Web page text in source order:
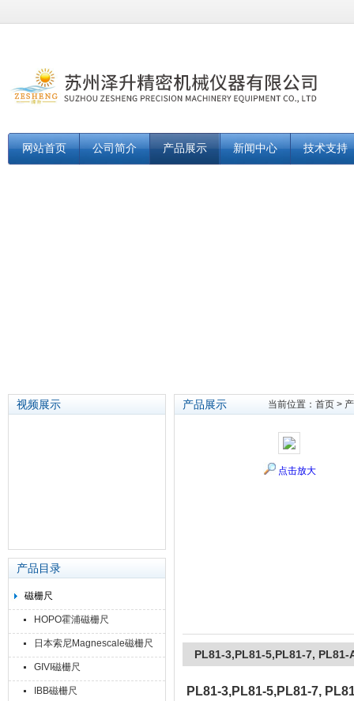
网站首页 公司简介 产品展示 新闻中心 技术支持
视频展示
产品目录
磁栅尺
HOPO霍浦磁栅尺
日本索尼Magnescale磁栅尺
GIVI磁栅尺
IBB磁栅尺
产品展示 当前位置： 首页 >
点击放大
PL81-3,PL81-5,PL81-7, PL81-
PL81-3,PL81-5,PL81-7,